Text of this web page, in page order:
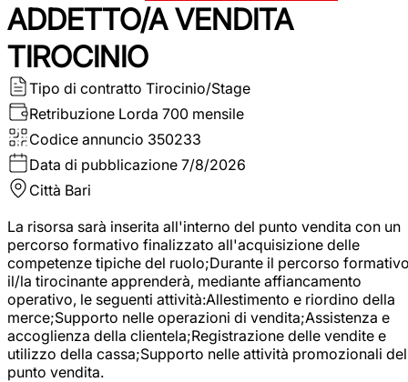
ADDETTO/A VENDITA
TIROCINIO
Tipo di contratto Tirocinio/Stage
Retribuzione Lorda 700 mensile
Codice annuncio 350233
Data di pubblicazione 7/8/2026
Città Bari
La risorsa sarà inserita all'interno del punto vendita con un
percorso formativo finalizzato all'acquisizione delle
competenze tipiche del ruolo;Durante il percorso
il/la tirocinante apprenderà, mediante affiancamento
operativo, le seguenti attività:Allestimento e riordino della
merce;Supporto nelle operazioni di vendita;Assistenza e
accoglienza della clientela;Registrazione delle vendite e
utilizzo della cassa;Supporto nelle attività promozionali del
punto vendita.